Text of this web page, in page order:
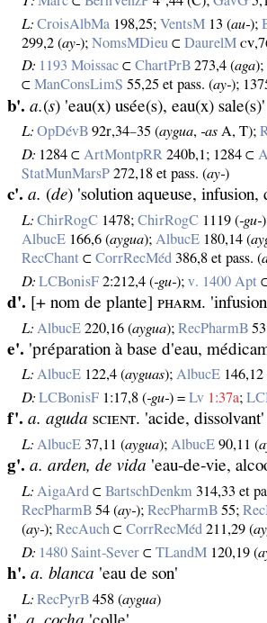
L: CroisAlbMa 198,25;VentsM 13 (au‑);
299,2 (ay‑);NomsMDieu ⊂DaurelM
D: 1193 Moissac ⊂ChartPrB 273,4 (aga);
⊂ManConsLimS 55,25 et pass. (ay‑);
b'. a.(s) 'eau(x) usée(s), eau(x) sale(s)'
L: OpDévB 92r,34–35 (aygua,‑as A, T);
D: 1284 ⊂ ArtMontpRR 240b,1; 1284 ⊂
StatMunMarsP 272,18 et pass. (ay‑)
c'. a. (de) 'solution aqueuse,
L: ChirRogC 1478;ChirRogC 1119 (‑gu‑
AlbucE 166,6 (aygua); AlbucE 180,14 (
RecChant ⊂CorrRecMéd 386,8 et pass. (
D: LCBonisF 2:212,4 (‑gu‑);v. 1400 Apt
d'. [+ nom de plante] ᴘʜᴀʀᴍ.
L: AlbucE 220,16 (aygua);RecPharmB
e'. 'préparation à base d'eau,
L: AlbucE 122,4 (ayguas);AlbucE 146,12
D: LCBonisF 1:17,8 (‑gu‑) =Lv 1:37a;
f'. a. aguda ѕᴄɪᴇɴᴛ. 'acide, dissolvant'
L: AlbucE 37,11 (aygua); AlbucE 90,11 (
g'. a. arden, de vida 'eau‑de‑vie,
L: AigaArd ⊂BartschDenkm 314,33 et
RecPharmB 54 (ay‑);RecPharmB 55;
(ay‑);RecAuch ⊂CorrRecMéd 211,29 (
D: 1480 Saint‑Sever ⊂TLandM 120,19 (
h'. a. blanca 'eau de son'
L: RecPyrB 458 (aygua)